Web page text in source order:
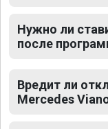
Нужно ли
после
Вредит ли
Mercedes